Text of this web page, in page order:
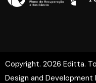
Copyright. 2026 Editta.
Design and Development